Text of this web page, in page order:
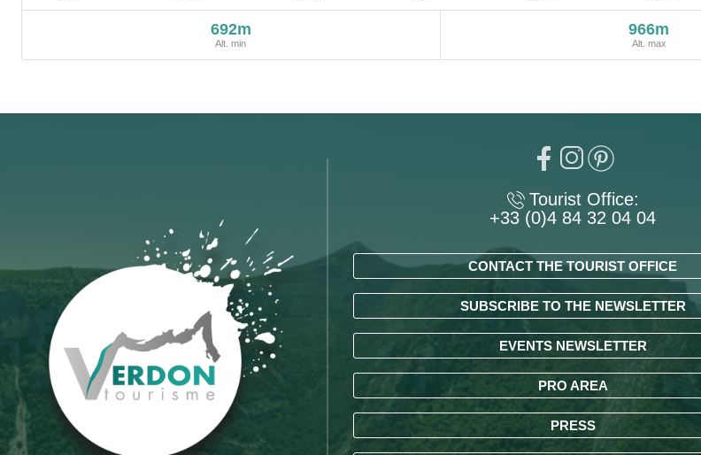
692m
Alt. min
966m
Alt. max
Tourist Office:
+33 (0)4 84 32 04 04
CONTACT THE TOURIST OFFICE
SUBSCRIBE TO THE NEWSLETTER
EVENTS NEWSLETTER
PRO AREA
PRESS